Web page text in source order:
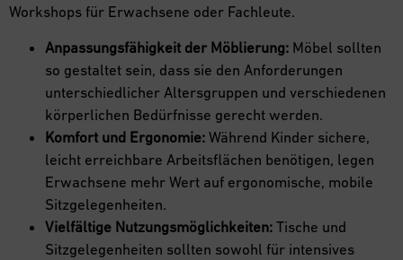
Workshops für Erwachsene oder Fachleute.
Anpassungsfähigkeit der Möblierung: Möbel sollten
so gestaltet sein, dass sie den Anforderungen
unterschiedlicher Altersgruppen und verschiedenen
körperlichen Bedürfnisse gerecht werden.
Komfort und Ergonomie: Während Kinder sichere,
leicht erreichbare Arbeitsflächen benötigen, legen
Erwachsene mehr Wert auf ergonomische, mobile
Sitzgelegenheiten.
Vielfältige Nutzungsmöglichkeiten: Tische und
Sitzgelegenheiten sollten sowohl für intensives